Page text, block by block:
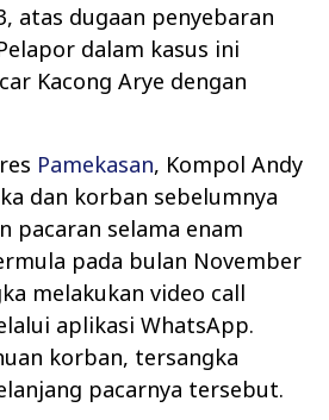
atas dugaan penyebaran
dalam kasus ini
Kacong Arye dengan
Pamekasan, Kompol Andy
dan korban sebelumnya
pacaran selama enam
pada bulan November
melakukan video call
aplikasi WhatsApp.
korban, tersangka
pacarnya tersebut.